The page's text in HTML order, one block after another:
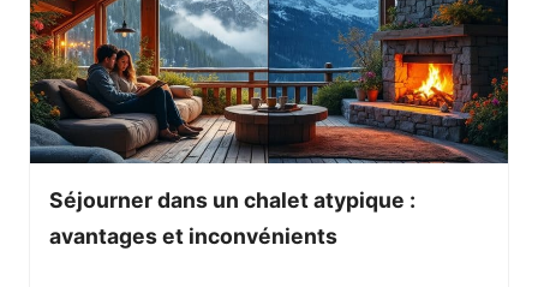
Séjourner dans un chalet atypique :
avantages et inconvénients